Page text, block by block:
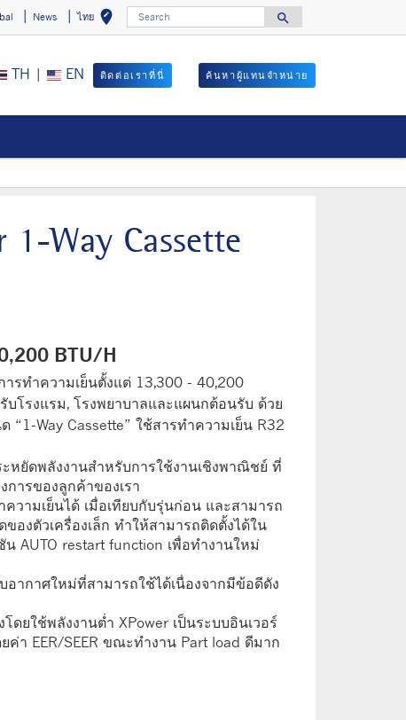
News ไทย edit_locationSelect your
Search
search
Search
TH | EN ติดต่อเราที่นี่ ค้นหาผู้แทนจำหน่าย
1‑Way Cassette
BTU/H
รทำความเย็นตั้งแต่ 13,300 - 40,200
โรงแรม, โรงพยาบาลและแผนกต้อนรับ ด้วย
Way Cassette” ใช้สารทำความเย็น R32
ะหยัดพลังงานสำหรับการใช้งานเชิงพาณิชย์ ที่
ารของลูกค้าของเรา
วามเย็นได้ เมื่อเทียบกับรุ่นก่อน และสามารถ
ของตัวเครื่องเล็ก ทำให้สามารถติดตั้งได้ใน
AUTO restart function เพื่อทำงานใหม่
อากาศใหม่ที่สามารถใช้ได้เนื่องจากมีข้อดีดัง
ดยใช้พลังงานต่ำ XPower เป็นระบบอินเวอร์
ค่า EER/SEER ขณะทำงาน Part load ดีมาก